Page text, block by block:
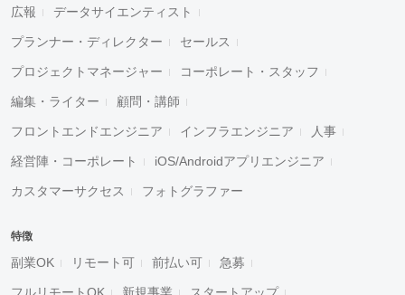
広報 データサイエンティスト
プランナー・ディレクター セールス
プロジェクトマネージャー コーポレート・スタッフ
編集・ライター 顧問・講師
フロントエンドエンジニア インフラエンジニア 人事
経営陣・コーポレート iOS/Androidアプリエンジニア
カスタマーサクセス フォトグラファー
特徴
副業OK リモート可 前払い可 急募